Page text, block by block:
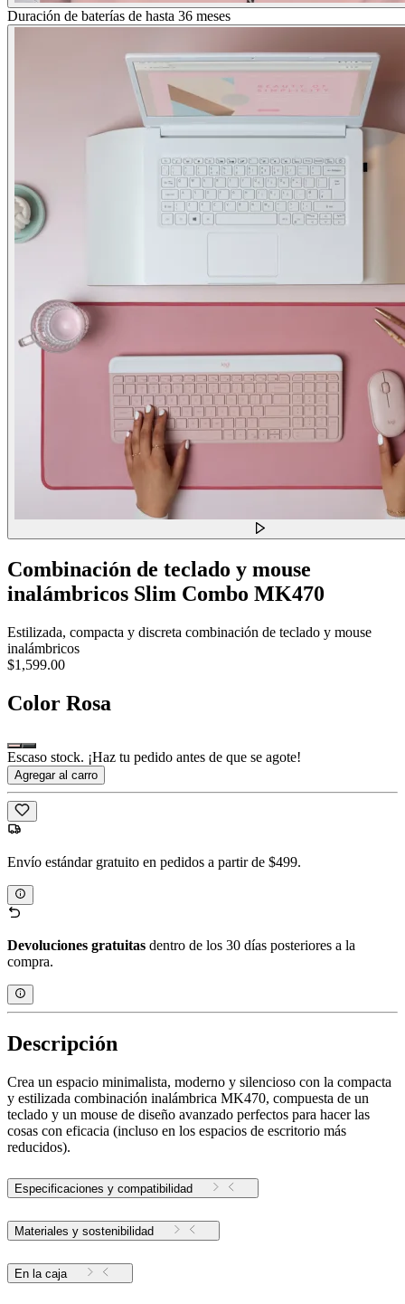
Duración de baterías de hasta 36 meses
Combinación de teclado y mouse
inalámbricos Slim Combo MK470
Estilizada, compacta y discreta combinación de teclado y mouse
inalámbricos
$1,599.00
Color Rosa
Escaso stock. ¡Haz tu pedido antes de que se agote!
Agregar al carro
Envío estándar gratuito en pedidos a partir de $499.
Devoluciones gratuitas dentro de los 30 días posteriores a la
compra.
Descripción
Crea un espacio minimalista, moderno y silencioso con la compacta
y estilizada combinación inalámbrica MK470, compuesta de un
teclado y un mouse de diseño avanzado perfectos para hacer las
cosas con eficacia (incluso en los espacios de escritorio más
reducidos).
Especificaciones y compatibilidad
Materiales y sostenibilidad
En la caja